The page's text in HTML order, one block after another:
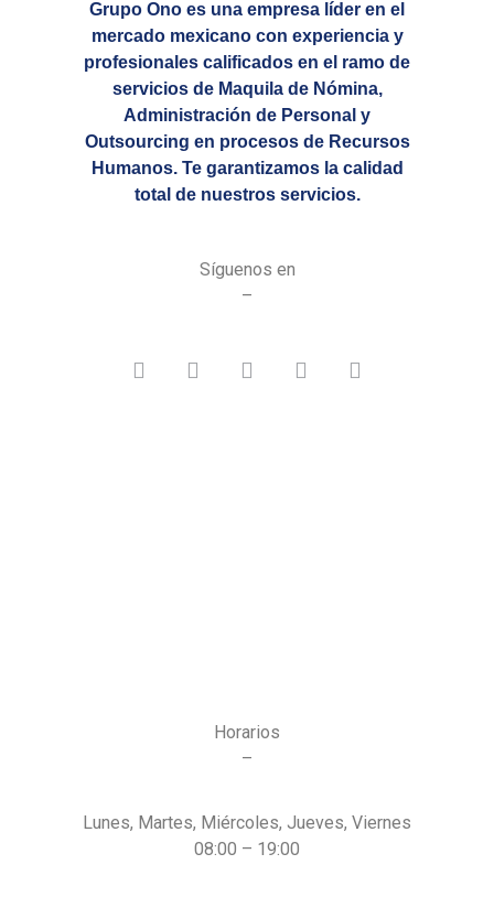
Grupo Ono es una empresa líder en el
mercado mexicano con experiencia y
profesionales calificados en el ramo de
servicios de Maquila de Nómina,
Administración de Personal y
Outsourcing en procesos de Recursos
Humanos. Te garantizamos la calidad
total de nuestros servicios.
Síguenos en
–
Horarios
–
Lunes, Martes, Miércoles, Jueves, Viernes
08:00 – 19:00